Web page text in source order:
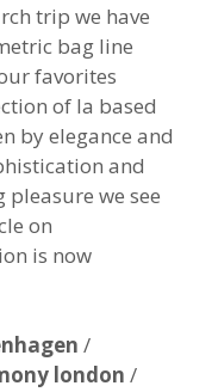
trip we have
bag line
favorites
of la based
by elegance and
and
we see
on
is now
/
london /